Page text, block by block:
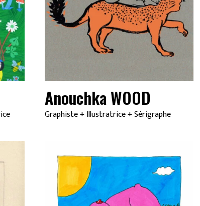
Anouchka WOOD
Graphiste+Illustratrice+Sérigraphe